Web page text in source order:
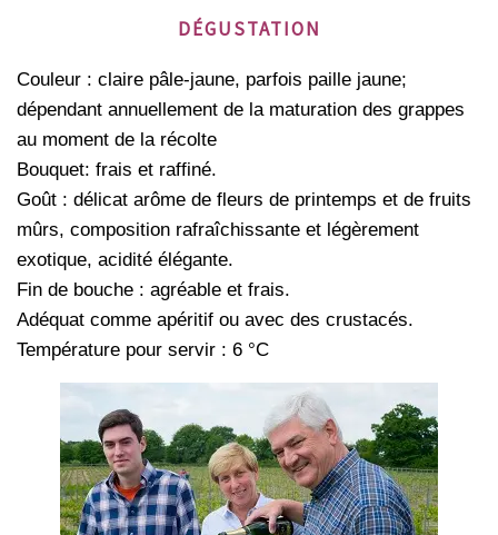
DÉGUSTATION
Couleur : claire pâle-jaune, parfois paille jaune;
dépendant annuellement de la maturation des grappes
au moment de la récolte
Bouquet: frais et raffiné.
Goût : délicat arôme de fleurs de printemps et de fruits
mûrs, composition rafraîchissante et légèrement
exotique, acidité élégante.
Fin de bouche : agréable et frais.
Adéquat comme apéritif ou avec des crustacés.
Température pour servir : 6 °C